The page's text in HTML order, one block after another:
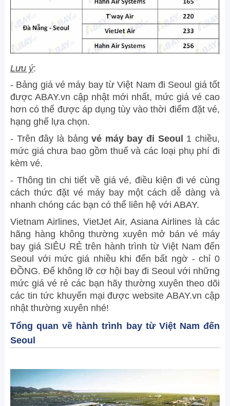
Lưu ý:
- Bảng giá vé máy bay từ Việt Nam đi Seoul giá tốt
được ABAY.vn cập nhật mới nhất, mức giá vé cao
hơn có thể được áp dụng tùy vào thời điểm đặt vé,
hạng ghế lựa chọn.
- Trên đây là bảngvé máy bay đi Seoul
1 chiều,
mức giá chưa bao gồm thuế và các loại phụ phí đi
kèm vé.
- Thông tin chi tiết về giá vé, điều kiện đi vé cùng
cách thức đặt vé máy bay một cách dễ dàng và
nhanh chóng các bạn có thể liên hệ với ABAY.
Vietnam Airlines, VietJet Air, Asiana Airlines là các
hãng hàng không thường xuyên mở bán vé máy
bay giá SIÊU RẺ trên hành trình từ Việt Nam đến
Seoul với mức giá nhiều khi đến bất ngờ - chỉ 0
ĐỒNG. Để không lỡ cơ hội bay đi Seoul với những
mức giá vé rẻ các bạn hãy thường xuyên theo dõi
các tin tức khuyến mại được website ABAY.vn cập
nhật thường xuyên nhé!
Tổng quan về hành trình bay từ Việt Nam đến
Seoul